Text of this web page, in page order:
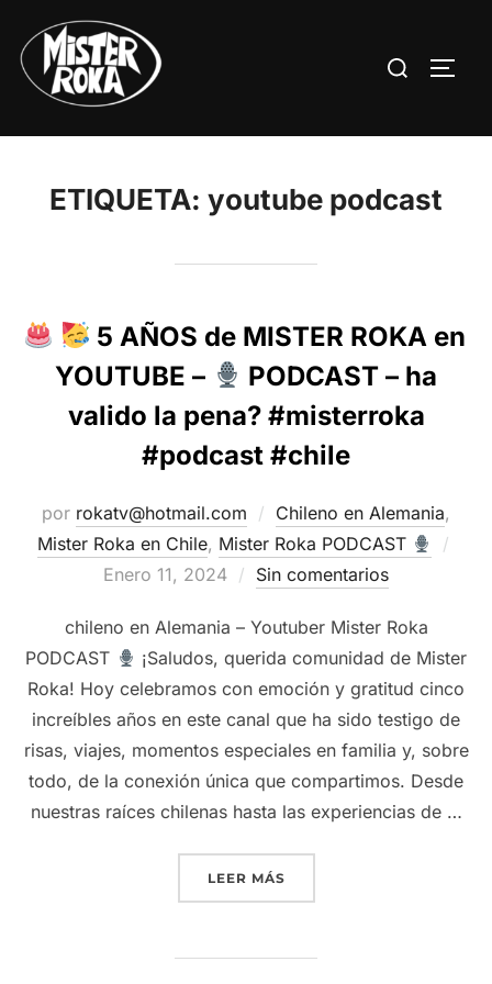
contenido
Buscar:
ETIQUETA: youtube podcast
5 AÑOS de MISTER ROKA en
YOUTUBE –
PODCAST – ha
valido la pena? #misterroka
#podcast #chile
por rokatv@hotmail.com Chileno en Alemania,
Mister Roka en Chile, Mister Roka PODCAST
Enero 11, 2024 Sin comentarios
chileno en Alemania – Youtuber Mister Roka
PODCAST
¡Saludos, querida comunidad de Mister
Roka! Hoy celebramos con emoción y gratitud cinco
increíbles años en este canal que ha sido testigo de
risas, viajes, momentos especiales en familia y, sobre
todo, de la conexión única que compartimos. Desde
nuestras raíces chilenas hasta las experiencias de …
LEER MÁS“